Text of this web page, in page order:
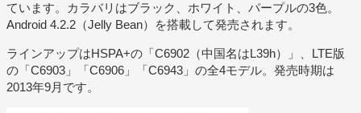
ています。カラバリはブラック、ホワイト、パープルの3色。
Android 4.2.2（Jelly Bean）を搭載して発売されます。
ラインアップはHSPA+の「C6902（中国名はL39h）」、LTE版
の「C6903」「C6906」「C6943」の全4モデル。発売時期は
2013年9月です。